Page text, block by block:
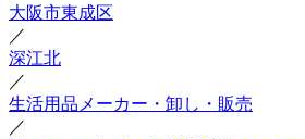
大阪市東成区
／
深江北
／
生活用品メーカー・卸し・販売
／